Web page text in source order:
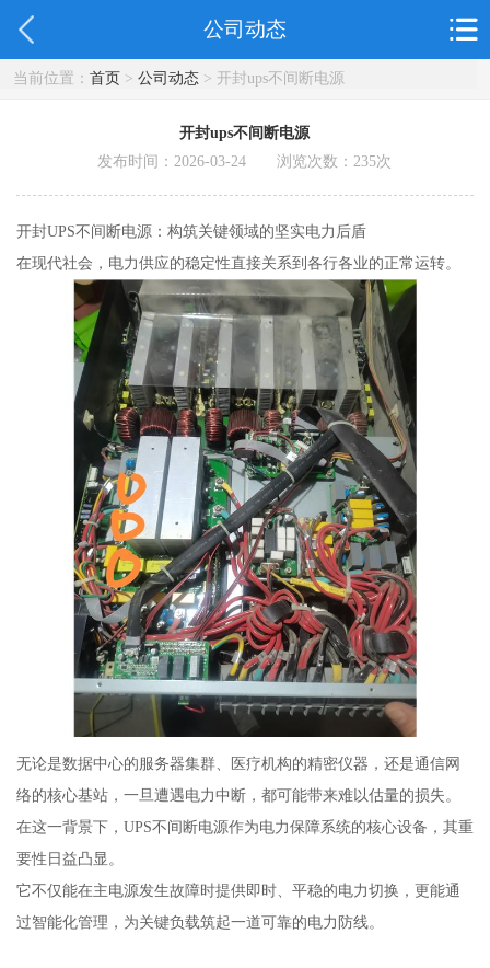
公司动态
当前位置： 首页> 公司动态> 开封ups不间断电源
开封ups不间断电源
发布时间：2026-03-24 浏览次数：235次
开封UPS不间断电源：构筑关键领域的坚实电力后盾
在现代社会，电力供应的稳定性直接关系到各行各业的正常运转。
无论是数据中心的服务器集群、医疗机构的精密仪器，还是通信网
络的核心基站，一旦遭遇电力中断，都可能带来难以估量的损失。
在这一背景下，UPS不间断电源作为电力保障系统的核心设备，其重
要性日益凸显。
它不仅能在主电源发生故障时提供即时、平稳的电力切换，更能通
过智能化管理，为关键负载筑起一道可靠的电力防线。